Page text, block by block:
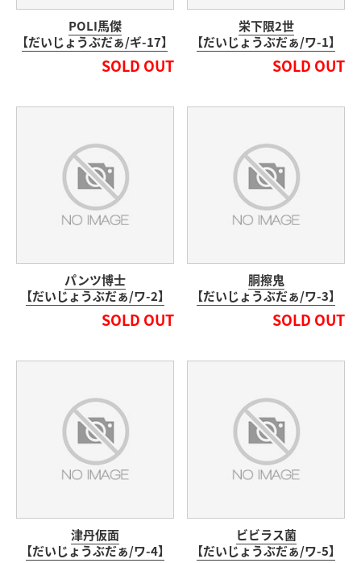
POLI馬傑
【だいじょうぶだぁ/ギ-17】
SOLD OUT
栄下限2世
【だいじょうぶだぁ/ワ-1】
SOLD OUT
パンツ博士
【だいじょうぶだぁ/ワ-2】
SOLD OUT
胴擦鬼
【だいじょうぶだぁ/ワ-3】
SOLD OUT
津丹仮面
【だいじょうぶだぁ/ワ-4】
ビビラス菌
【だいじょうぶだぁ/ワ-5】